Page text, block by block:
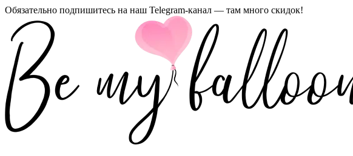
Обязательно подпишитесь на наш Telegram-канал — там много скидок!